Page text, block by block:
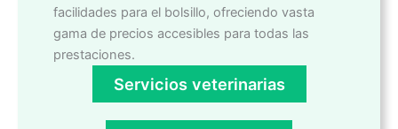
facilidades para el bolsillo, ofreciendo vasta
gama de precios accesibles para todas las
prestaciones.
Servicios veterinarias